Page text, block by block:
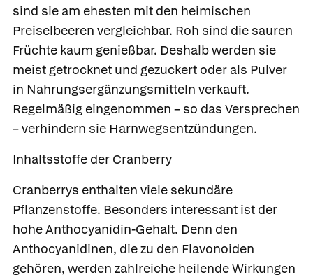
sind sie am ehesten mit den heimischen
Preiselbeeren vergleichbar. Roh sind die sauren
Früchte kaum genießbar. Deshalb werden sie
meist getrocknet und gezuckert oder als Pulver
in Nahrungsergänzungsmitteln verkauft.
Regelmäßig eingenommen – so das Versprechen
– verhindern sie Harnwegsentzündungen.
Inhaltsstoffe der Cranberry
Cranberrys enthalten viele sekundäre
Pflanzenstoffe. Besonders interessant ist der
hohe Anthocyanidin-Gehalt. Denn den
Anthocyanidinen, die zu den Flavonoiden
gehören, werden zahlreiche heilende Wirkungen